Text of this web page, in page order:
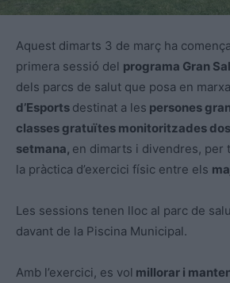
Aquest dimarts 3 de març ha
primera sessió del programa Gran
dels parcs de salut que posa en
d’Esports destinat a les persones
classes gratuïtes monitoritzades
setmana, en dimarts i divendres, per
la pràctica d’exercici físic entre els
Les sessions tenen lloc al parc de
davant de la Piscina Municipal.
Amb l’exercici, es vol millorar i